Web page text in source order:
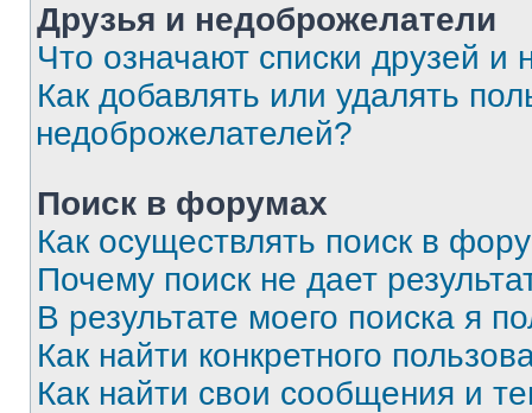
Друзья и недоброжелатели
Что означают списки друзей и
Как добавлять или удалять
недоброжелателей?
Поиск в форумах
Как осуществлять поиск в
Почему поиск не дает
В результате моего поиска я
Как найти конкретного
Как найти свои сообщения и